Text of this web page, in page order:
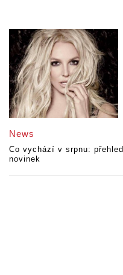
News
Co vychází v srpnu: přehled
novinek